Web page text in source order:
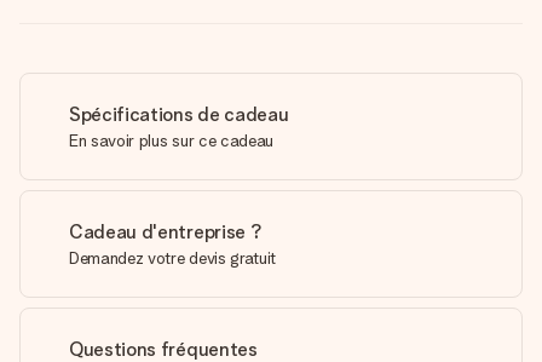
Spécifications de cadeau
En savoir plus sur ce cadeau
Cadeau d'entreprise ?
Demandez votre devis gratuit
Questions fréquentes